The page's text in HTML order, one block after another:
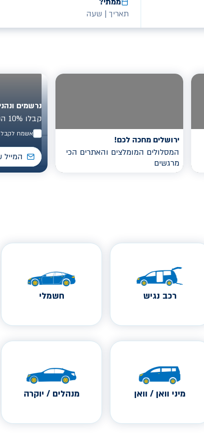
תאריך | שעה
ירושלים מחכה לכם!
המסלולים המומלצים והאתרים הכי
מרגשים
נרשמים
קבלו 10% הנחה להשכרת רכב בישראל
אשמח לקבל
רכב נגיש חשמלי
מיני וואן / וואן מנהלים / יוקרה